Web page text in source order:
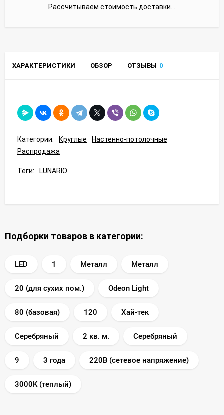
Рассчитываем стоимость доставки...
ХАРАКТЕРИСТИКИ ОБЗОР ОТЗЫВЫ 0
Категории: Круглые
Настенно-потолочные
Распродажа
Теги: LUNARIO
Подборки товаров в категории:
LED 1 Металл Металл
20 (для сухих пом.) Odeon Light
80 (базовая) 120 Хай-тек
Серебряный 2 кв. м. Серебряный
9 3 года 220В (сетевое напряжение)
3000K (теплый)